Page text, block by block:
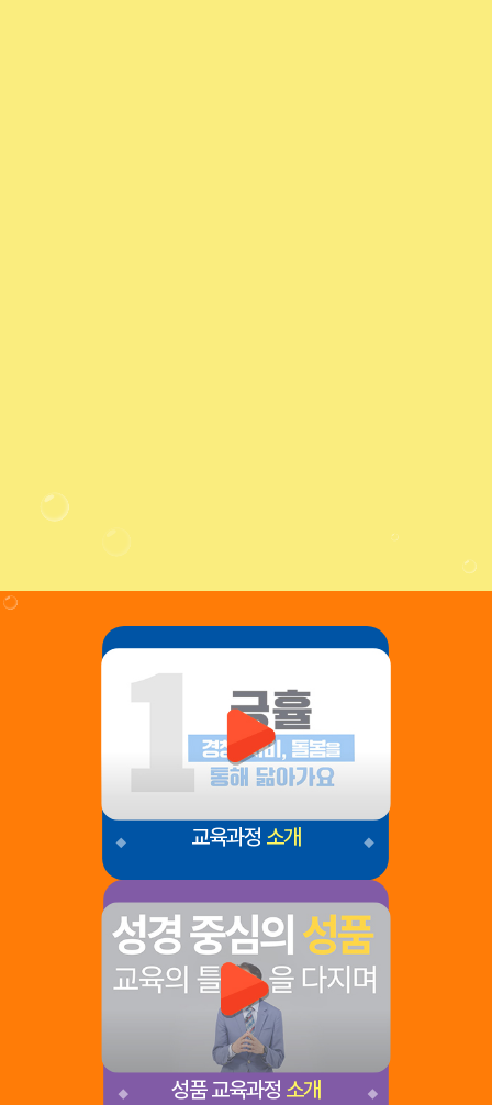
교육과정 소개
성품 교육과정 소개